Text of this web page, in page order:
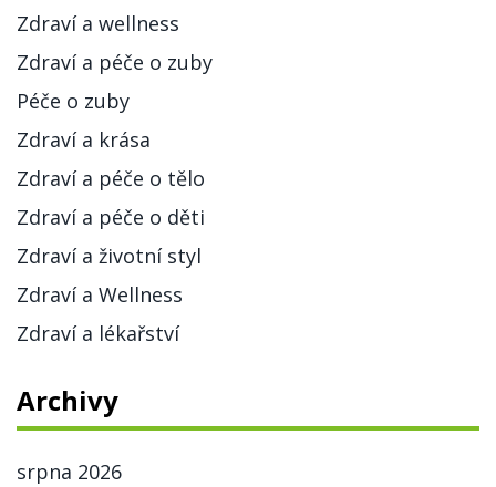
Zdraví a wellness
Zdraví a péče o zuby
Péče o zuby
Zdraví a krása
Zdraví a péče o tělo
Zdraví a péče o děti
Zdraví a životní styl
Zdraví a Wellness
Zdraví a lékařství
Archivy
srpna 2026